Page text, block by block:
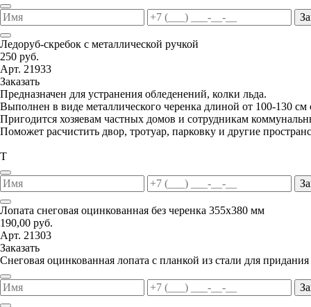
Ледоруб-скребок с металлической ручкой
250 руб.
Арт. 21933
Заказать
Предназначен для устранения обледенений, колки льда.
Выполнен в виде металлического черенка длиной от 100-130
Пригодится хозяевам частных домов и сотрудникам
Поможет расчистить двор, тротуар, парковку и другие
Т
Лопата снеговая оцинкованная без черенка 355х380 мм
190,00 руб.
Арт. 21303
Заказать
Снеговая оцинкованная лопата с планкой из стали для